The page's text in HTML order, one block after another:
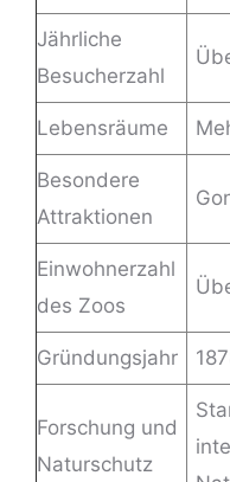
Jährliche
Besucherzahl
Lebensräume
Besondere
Attraktionen
Einwohnerzahl
des Zoos
Gründungsjahr
Forschung und
Naturschutz